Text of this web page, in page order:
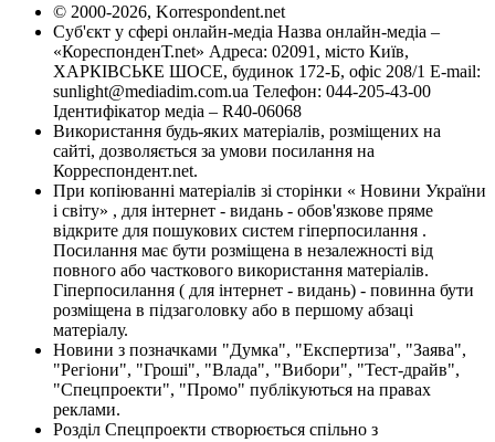
© 2000-2026, Korrespondent.net
Суб'єкт у сфері онлайн-медіа Назва онлайн-медіа –
«КореспонденТ.net» Адреса: 02091, місто Київ,
ХАРКІВСЬКЕ ШОСЕ, будинок 172-Б, офіс 208/1 E-mail:
sunlight@mediadim.com.ua Телефон: 044-205-43-00
Ідентифікатор медіа – R40-06068
Використання будь-яких матеріалів, розміщених на
сайті, дозволяється за умови посилання на
Корреспондент.net.
При копіюванні матеріалів зі сторінки « Новини України
і світу» , для інтернет - видань - обов'язкове пряме
відкрите для пошукових систем гіперпосилання .
Посилання має бути розміщена в незалежності від
повного або часткового використання матеріалів.
Гіперпосилання ( для інтернет - видань) - повинна бути
розміщена в підзаголовку або в першому абзаці
матеріалу.
Новини з позначками "Думка", "Експертиза", "Заява",
"Регіони", "Гроші", "Влада", "Вибори", "Тест-драйв",
"Спецпроекти", "Промо" публікуються на правах
реклами.
Розділ Спецпроекти створюється спільно з